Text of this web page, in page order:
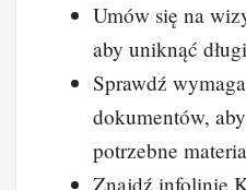
Umów się na
aby uniknąć
Sprawdź
dokumentów,
potrzebne
Znajdź infolinię